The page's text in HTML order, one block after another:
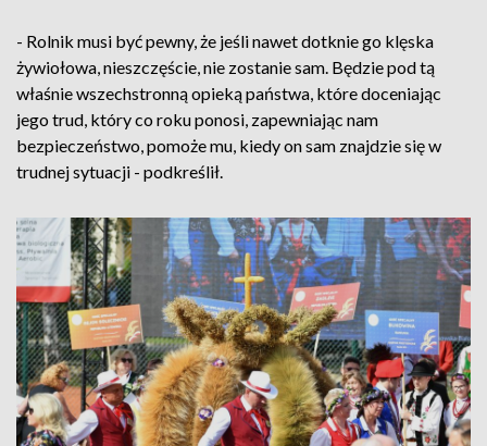
- Rolnik musi być pewny, że jeśli nawet dotknie go klęska
żywiołowa, nieszczęście, nie zostanie sam. Będzie pod tą
właśnie wszechstronną opieką państwa, które doceniając
jego trud, który co roku ponosi, zapewniając nam
bezpieczeństwo, pomoże mu, kiedy on sam znajdzie się w
trudnej sytuacji - podkreślił.